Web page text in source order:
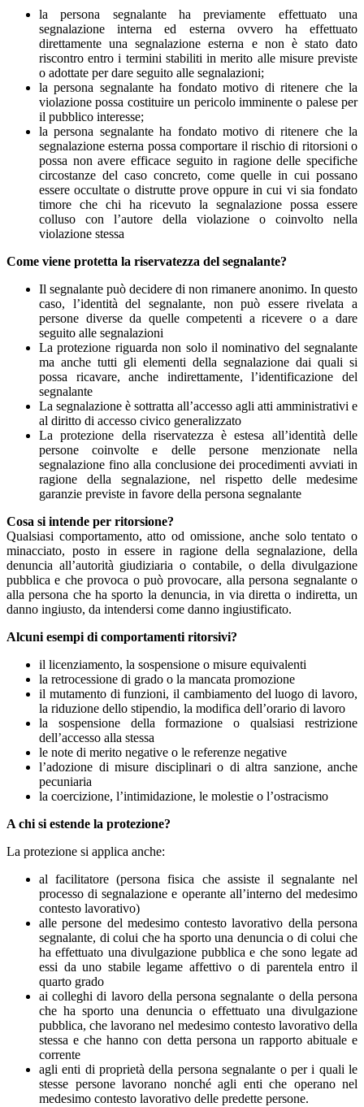
la persona segnalante ha previamente effettuato una
segnalazione interna ed esterna ovvero ha effettuato
direttamente una segnalazione esterna e non è stato dato
riscontro entro i termini stabiliti in merito alle misure previste
o adottate per dare seguito alle segnalazioni;
la persona segnalante ha fondato motivo di ritenere che la
violazione possa costituire un pericolo imminente o palese per
il pubblico interesse;
la persona segnalante ha fondato motivo di ritenere che la
segnalazione esterna possa comportare il rischio di ritorsioni o
possa non avere efficace seguito in ragione delle specifiche
circostanze del caso concreto, come quelle in cui possano
essere occultate o distrutte prove oppure in cui vi sia fondato
timore che chi ha ricevuto la segnalazione possa essere
colluso con l’autore della violazione o coinvolto nella
violazione stessa
Come viene protetta la riservatezza del segnalante?
Il segnalante può decidere di non rimanere anonimo. In questo
caso, l’identità del segnalante, non può essere rivelata a
persone diverse da quelle competenti a ricevere o a dare
seguito alle segnalazioni
La protezione riguarda non solo il nominativo del segnalante
ma anche tutti gli elementi della segnalazione dai quali si
possa ricavare, anche indirettamente, l’identificazione del
segnalante
La segnalazione è sottratta all’accesso agli atti amministrativi e
al diritto di accesso civico generalizzato
La protezione della riservatezza è estesa all’identità delle
persone coinvolte e delle persone menzionate nella
segnalazione fino alla conclusione dei procedimenti avviati in
ragione della segnalazione, nel rispetto delle medesime
garanzie previste in favore della persona segnalante
Cosa si intende per ritorsione?
Qualsiasi comportamento, atto od omissione, anche solo tentato o
minacciato, posto in essere in ragione della segnalazione, della
denuncia all’autorità giudiziaria o contabile, o della divulgazione
pubblica e che provoca o può provocare, alla persona segnalante o
alla persona che ha sporto la denuncia, in via diretta o indiretta, un
danno ingiusto, da intendersi come danno ingiustificato.
Alcuni esempi di comportamenti ritorsivi?
il licenziamento, la sospensione o misure equivalenti
la retrocessione di grado o la mancata promozione
il mutamento di funzioni, il cambiamento del luogo di lavoro,
la riduzione dello stipendio, la modifica dell’orario di lavoro
la sospensione della formazione o qualsiasi restrizione
dell’accesso alla stessa
le note di merito negative o le referenze negative
l’adozione di misure disciplinari o di altra sanzione, anche
pecuniaria
la coercizione, l’intimidazione, le molestie o l’ostracismo
A chi si estende la protezione?
La protezione si applica anche:
al facilitatore (persona fisica che assiste il segnalante nel
processo di segnalazione e operante all’interno del medesimo
contesto lavorativo)
alle persone del medesimo contesto lavorativo della persona
segnalante, di colui che ha sporto una denuncia o di colui che
ha effettuato una divulgazione pubblica e che sono legate ad
essi da uno stabile legame affettivo o di parentela entro il
quarto grado
ai colleghi di lavoro della persona segnalante o della persona
che ha sporto una denuncia o effettuato una divulgazione
pubblica, che lavorano nel medesimo contesto lavorativo della
stessa e che hanno con detta persona un rapporto abituale e
corrente
agli enti di proprietà della persona segnalante o per i quali le
stesse persone lavorano nonché agli enti che operano nel
medesimo contesto lavorativo delle predette persone.